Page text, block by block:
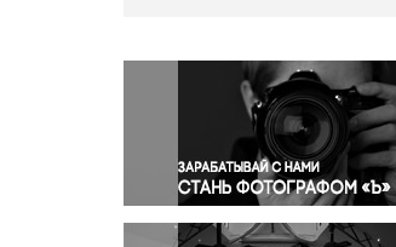
Окружающая среда
Политика
Правосудие
Происшествия и конфликты
Религия
Светская жизнь